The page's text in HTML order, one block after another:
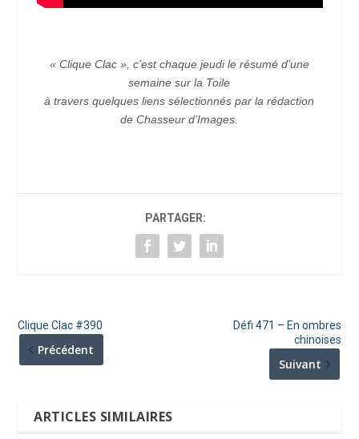
« Clique Clac », c’est chaque jeudi le résumé d’une
semaine sur la Toile
à travers quelques liens sélectionnés par la rédaction
de Chasseur d’Images.
PARTAGER:
Clique Clac #390
Précédent
Défi 471 – En ombres
chinoises
Suivant
ARTICLES SIMILAIRES